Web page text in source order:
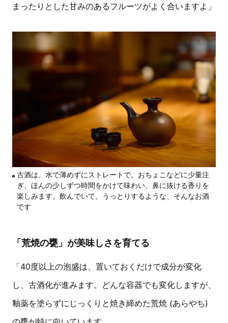
まったりとした甘みのあるフルーツがよく合いますよ」
古酒は、水で薄めずにストレートで。おちょこなどに少量注
ぎ、ほんの少しずつ時間をかけて味わい、鼻に抜ける香りを
楽しみます。飲んでいて、うっとりするような、そんなお酒
です
「荒焼の甕」が美味しさを育てる
「40度以上の泡盛は、置いておくだけで成分が変化
し、古酒化が進みます。どんな容器でも変化しますが、
釉薬を塗らずにじっくりと焼き締めた荒焼 (あらやち)